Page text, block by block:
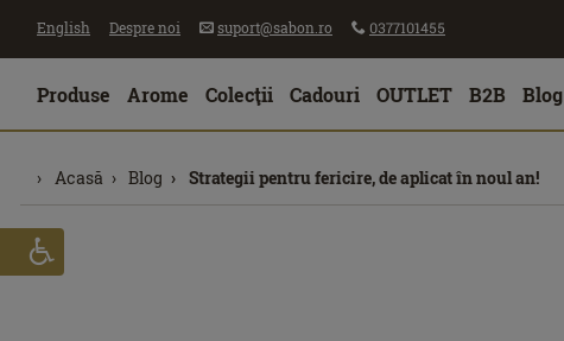
English Despre noi suport@sabon.ro 0377101455
Produse Arome Colecţii Cadouri OUTLET B2B Blog
Acasă Blog Strategii pentru fericire, de aplicat în noul an!